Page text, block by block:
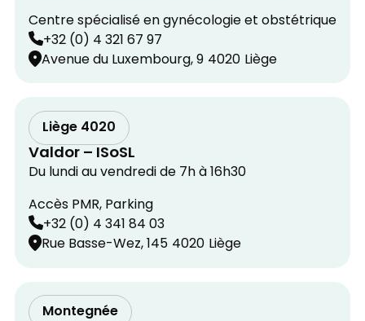
Centre spécialisé en gynécologie et obstétrique
+32 (0) 4 321 67 97
Avenue du Luxembourg, 9 4020 Liège
Liège 4020
Valdor – ISoSL
Du lundi au vendredi de 7h à 16h30
Accès PMR, Parking
+32 (0) 4 341 84 03
Rue Basse-Wez, 145 4020 Liège
Montegnée